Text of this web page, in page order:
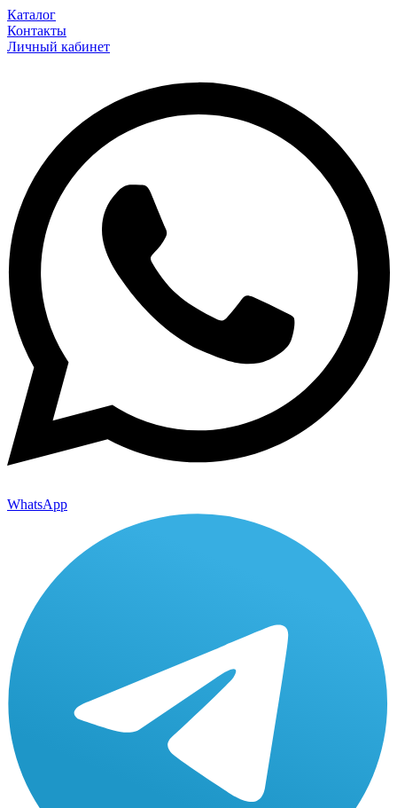
Каталог
Контакты
Личный кабинет
WhatsApp